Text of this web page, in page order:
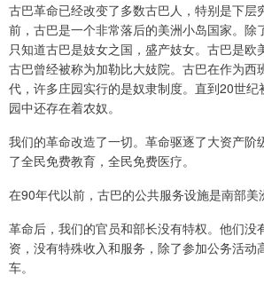
古巴革命已经改变了多数古巴人，特别是下层
前，古巴是一个非常落后的美洲小岛国家。除
只知道古巴是妓女之国，盛产妓女。古巴是欧
古巴曾经被称为加勒比大妓院。古巴在作为西
代，许多庄园实行的是奴隶制度。直到20世
园中还存在着农奴。
我们的革命改造了一切。革命驱逐了大资产阶
了全民免费教育，全民免费医疗。
在90年代以前，古巴的公共服务设施是南部美
革命后，我们的官员和部长没有特权。他们没
资，没有特殊收入和服务，除了参加公务活动
车。